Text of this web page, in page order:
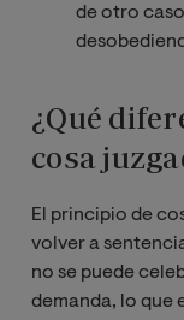
de otro
¿Qué
cosa
El principio de
volver a
no se puede
demanda, lo que